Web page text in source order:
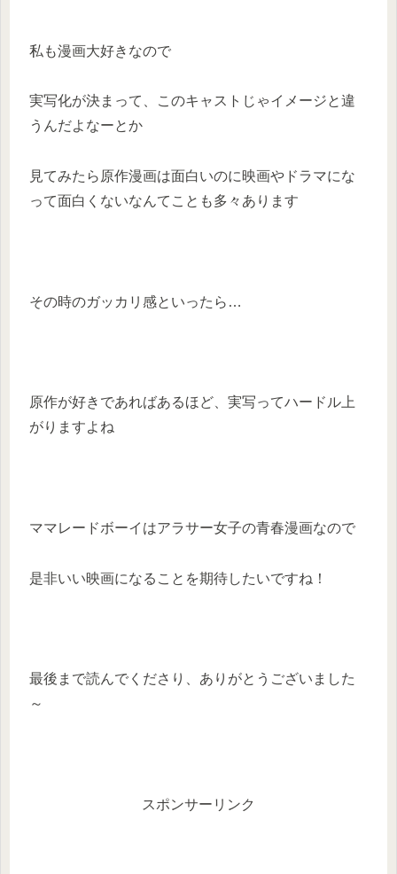
私も漫画大好きなので
実写化が決まって、このキャストじゃイメージと違
うんだよなーとか
見てみたら原作漫画は面白いのに映画やドラマにな
って面白くないなんてことも多々あります
その時のガッカリ感といったら…
原作が好きであればあるほど、実写ってハードル上
がりますよね
ママレードボーイはアラサー女子の青春漫画なので
是非いい映画になることを期待したいですね！
最後まで読んでくださり、ありがとうございました
～
スポンサーリンク